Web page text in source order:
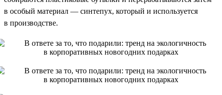
в особый материал — синтепух, который и используется
в производстве.